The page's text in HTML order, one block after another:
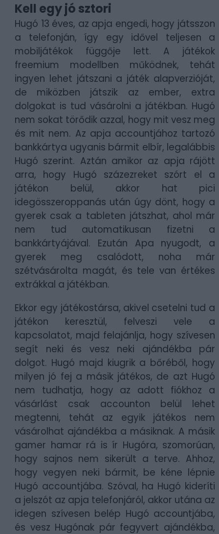
Kell egy jó sztori
Hugó 13 éves, az apja engedi, hogy játsszon
a telefonján, így egy idővel teljesen a
mobiljátékok függője lett. A játékok
freemium modellben működnek, tehát
ingyen lehet játszani a játék alapverzióját,
de miközben játszik az ember, extra
dolgokat is tud vásárolni a játékban. Hugó
nem sokat törődik azzal, hogy mit vesz meg
és mit nem. Az apja accountjához tartozó
bankkártya ugyanis bármit elbír, legalábbis
Hugó szerint. Aztán amikor az apja rájött
arra, hogy Hugó százezreket szórt el a
játékon belül, akkor hat pici
idegösszeroppanás után úgy dönt, hogy a
gyerek csak a tableten játszhat, ahol már
nem tud automatikusan fizetni a
bankkártyájával. Ezután Apa nyugodt, a
gyerek meg csalódott, noha már
szétvásárolta magát, és tele van értékes
extrákkal a játékban.
Ekkor egy játékostársa, akivel csetelni tud a
játékon keresztül, felveszi vele a
kapcsolatot, majd felajánlja, hogy szívesen
segít neki és vesz neki ajándékba pár
dolgot. Hugó majd kiugrik a bőréből, hogy
milyen jó fej a másik játékos, de azt Hugó
nem tudhatja, hogy az adott fiókhoz a
vásárlást csak accounton belül lehet
megtenni, tehát az egyik játékos nem
vásárolhat ajándékba a másiknak. A másik
gamer hamar rá is ír Hugóra, szomorúan,
hogy sajnos nem sikerült a terve. Ahhoz,
hogy vegyen neki bármit, be kéne lépnie
Hugó accountjába. Szóval, ha Hugó kideríti
a jelszót az apja telefonjáról, akkor utána az
idegen szívesen belép Hugó accountjába,
és vesz Hugónak pár fegyvert ajándékba,